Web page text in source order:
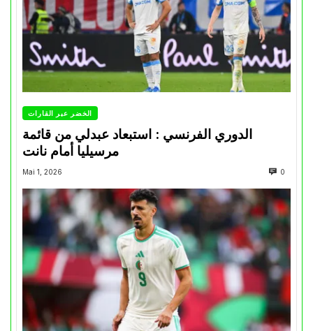
الخضر عبر القارات
الدوري الفرنسي : استبعاد عبدلي من قائمة
مرسيليا أمام نانت
Mai 1, 2026 0